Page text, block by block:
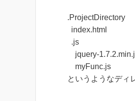
.ProjectDirectory
index.html
.js
jquery-
myFunc.js
というようなディ